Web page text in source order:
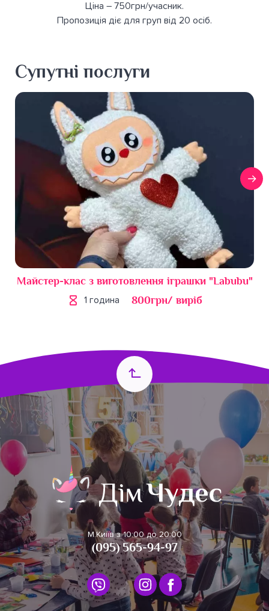
Супутні послуги
Майстер-клас з виготовлення іграшки "Labubu"
1 година 800грн/ виріб
Ціна – 750грн/учасник.
Пропозиція діє для груп від 20 осіб.
М.Киіїв з 10:00 до 20:00
(095) 565-94-97